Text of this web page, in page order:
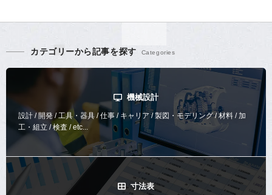
カテゴリーから記事を探す
機械設計
設計 / 開発 / 工具・器具 / 仕事 / キャリア / 製図・モデリング / 材料 / 加
工・組立 / 検査 / etc...
寸法表